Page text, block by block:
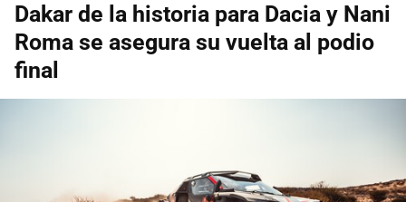
Dakar de la historia para Dacia y Nani
Roma se asegura su vuelta al podio
final